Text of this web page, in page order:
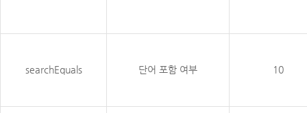
searchEquals 단어 포함 여부 10